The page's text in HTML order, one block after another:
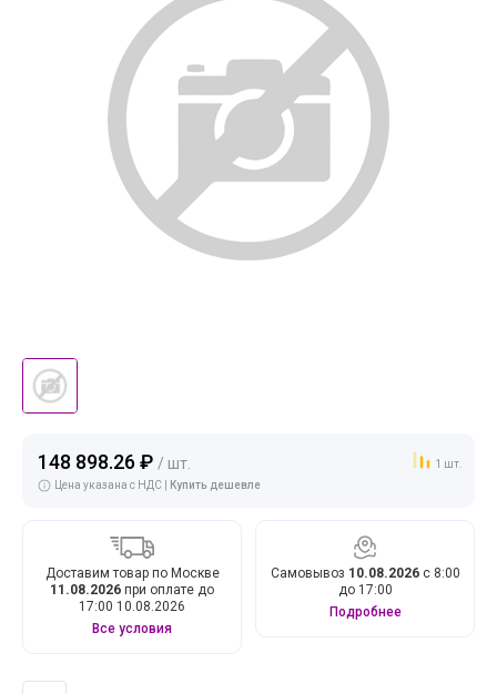
1 шт.
148 898.26 ₽ / шт.
Цена указана с НДС | Купить дешевле
Доставим товар по Москве
11.08.2026 при оплате до
17:00 10.08.2026
Все условия
Самовывоз 10.08.2026с 8:00
до 17:00
Подробнее